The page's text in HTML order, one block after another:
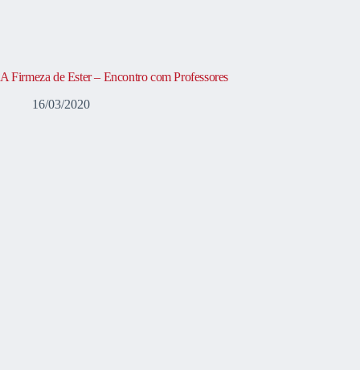
A Firmeza de Ester – Encontro com Professores
16/03/2020